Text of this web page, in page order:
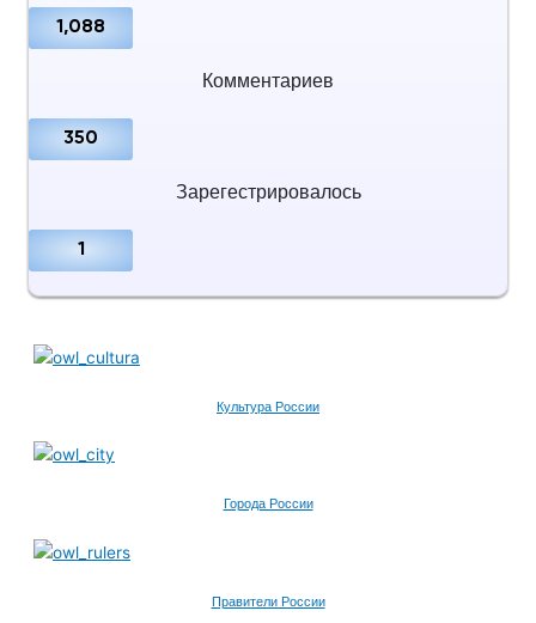
1,088
Комментариев
350
Зарегестрировалось
1
Культура России
Города России
Правители России